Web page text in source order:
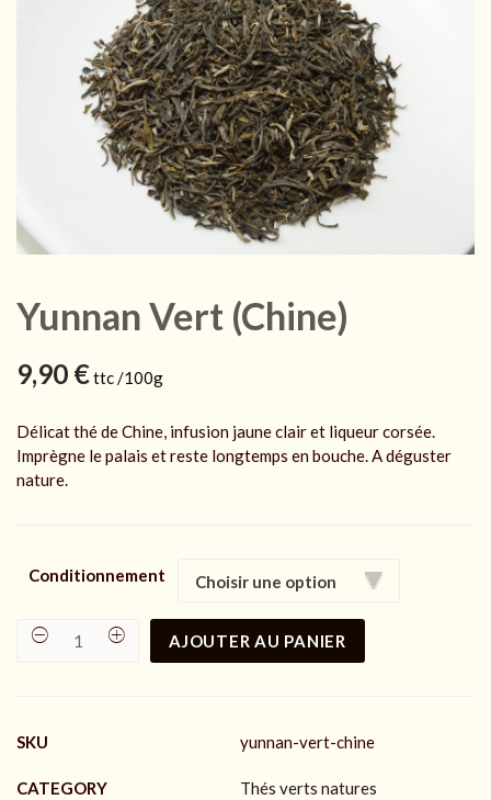
Yunnan Vert (Chine)
9,90 €ttc /100g
Délicat thé de Chine, infusion jaune clair et liqueur corsée.
Imprègne le palais et reste longtemps en bouche. A déguster
nature.
Conditionnement
Yunnan
AJOUTER AU PANIER
SKU yunnan-vert-chine
CATEGORY Thés verts natures